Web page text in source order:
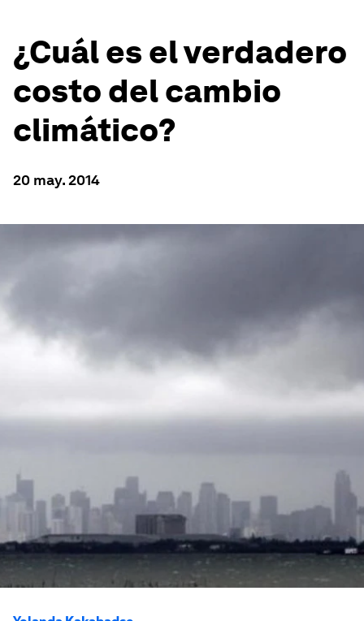
¿Cuál es el verdadero
costo del cambio
climático?
20 may. 2014